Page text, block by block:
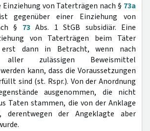
Einziehung von Taterträgen nach § 73a
gegenüber einer Einziehung von
§ 73Abs. 1 StGB subsidiär. Eine
von Taterträgen beim Täter
dann in Betracht, wenn nach
aller zulässigen Beweismittel
kann, dass die Voraussetzungen
sind (st. Rspr.). Von der Anordnung
ausgenommen, die nicht
Taten stammen, die von der Anklage
derentwegen der Angeklagte aber